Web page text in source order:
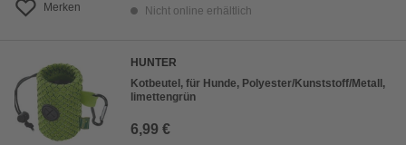
Merken Nicht online erhältlich
HUNTER
Kotbeutel, für Hunde, Polyester/Kunststoff/Metall,
limettengrün
6,99 €